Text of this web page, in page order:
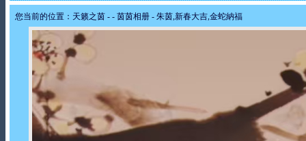
您当前的位置： 天籁之茵 - - 茵茵相册 - 朱茵,新春大吉,金蛇納福